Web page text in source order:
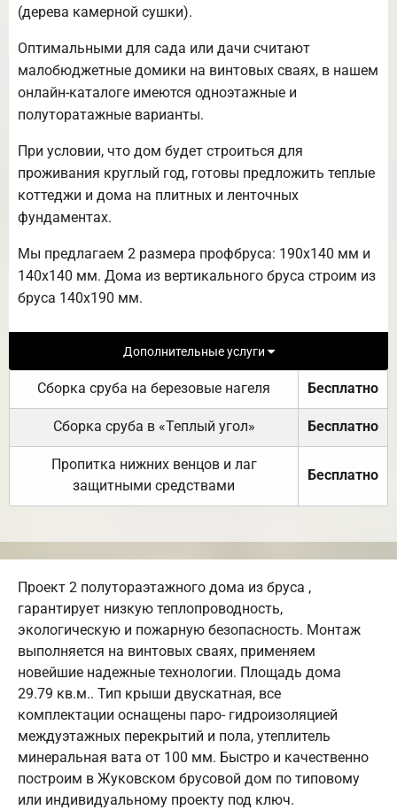
(дерева камерной сушки).
Оптимальными для сада или дачи считают
малобюджетные домики на винтовых сваях, в нашем
онлайн-каталоге имеются одноэтажные и
полуторатажные варианты.
При условии, что дом будет строиться для
проживания круглый год, готовы предложить теплые
коттеджи и дома на плитных и ленточных
фундаментах.
Мы предлагаем 2 размера профбруса: 190х140 мм и
140х140 мм. Дома из вертикального бруса строим из
бруса 140х190 мм.
Дополнительные услуги
Сборка сруба на березовые нагеля Бесплатно
Сборка сруба в «Теплый угол» Бесплатно
Пропитка нижних венцов и лаг
защитными средствами
Бесплатно
Проект 2 полутораэтажного дома из бруса ,
гарантирует низкую теплопроводность,
экологическую и пожарную безопасность. Монтаж
выполняется на винтовых сваях, применяем
новейшие надежные технологии. Площадь дома
29.79 кв.м.. Тип крыши двускатная, все
комплектации оснащены паро- гидроизоляцией
междуэтажных перекрытий и пола, утеплитель
минеральная вата от 100 мм. Быстро и качественно
построим в Жуковском брусовой дом по типовому
или индивидуальному проекту под ключ.